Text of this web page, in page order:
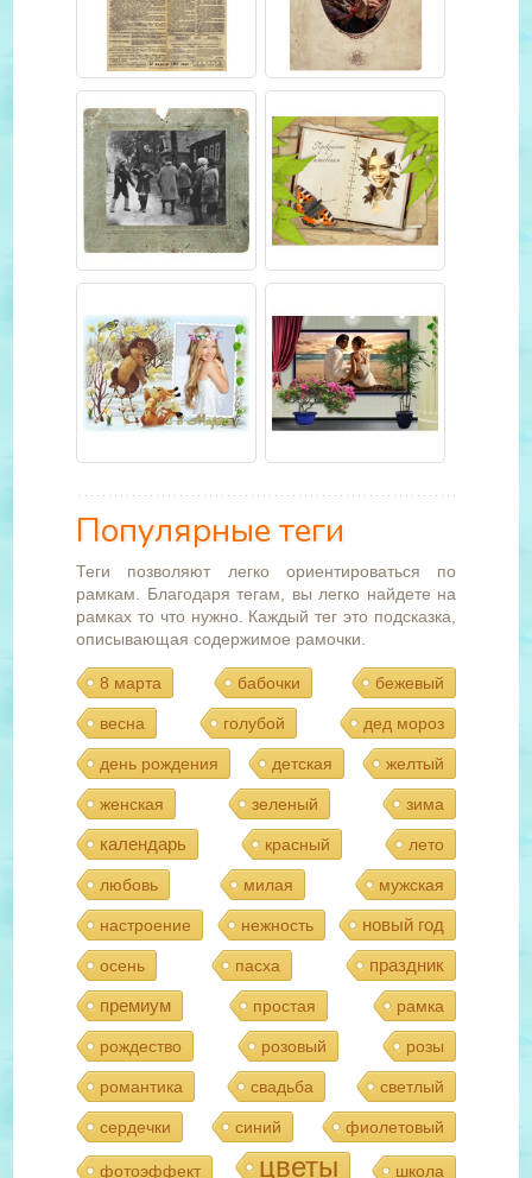
Популярные теги
Теги позволяют легко ориентироваться по
рамкам. Благодаря тегам, вы легко найдете на
рамках то что нужно. Каждый тег это подсказка,
описывающая содержимое рамочки.
8 марта бабочки бежевый
весна голубой дед мороз
день рождения детская желтый
женская зеленый зима
календарь красный лето
любовь милая мужская
настроение нежность новый год
осень пасха
праздник
премиум
простая рамка
рождество розовый розы
романтика свадьба светлый
сердечки синий фиолетовый
фотоэффект цветы школа